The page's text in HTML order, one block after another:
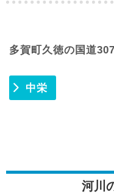
多賀町久徳の国道
中栄
河川